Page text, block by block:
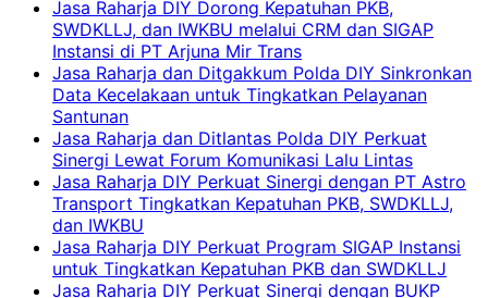
Jasa Raharja DIY Dorong Kepatuhan PKB,
SWDKLLJ, dan IWKBU melalui CRM dan SIGAP
Instansi di PT Arjuna Mir Trans
Jasa Raharja dan Ditgakkum Polda DIY Sinkronkan
Data Kecelakaan untuk Tingkatkan Pelayanan
Santunan
Jasa Raharja dan Ditlantas Polda DIY Perkuat
Sinergi Lewat Forum Komunikasi Lalu Lintas
Jasa Raharja DIY Perkuat Sinergi dengan PT Astro
Transport Tingkatkan Kepatuhan PKB, SWDKLLJ,
dan IWKBU
Jasa Raharja DIY Perkuat Program SIGAP Instansi
untuk Tingkatkan Kepatuhan PKB dan SWDKLLJ
Jasa Raharja DIY Perkuat Sinergi dengan BUKP